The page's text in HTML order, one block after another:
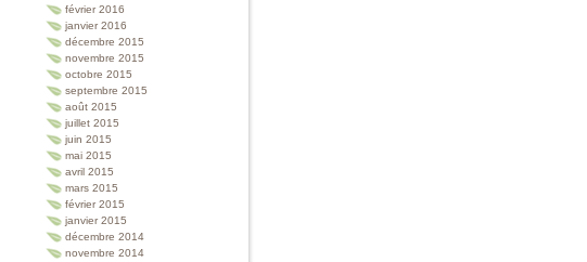
février 2016
janvier 2016
décembre 2015
novembre 2015
octobre 2015
septembre 2015
août 2015
juillet 2015
juin 2015
mai 2015
avril 2015
mars 2015
février 2015
janvier 2015
décembre 2014
novembre 2014